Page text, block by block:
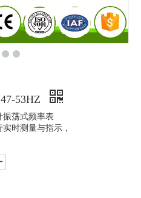
53HZ
振荡式频率表
时测量与指示，